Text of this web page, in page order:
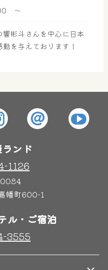
～
響彬斗さんを中心に日本
を与えております！
ンド
1126
幡町600-1
ル・ご宿泊
3555